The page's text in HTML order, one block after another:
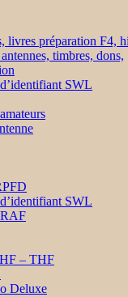
livres préparation F4,
timbres, dons,
SWL
SWL
– THF
Deluxe